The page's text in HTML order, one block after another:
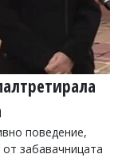
поведение,
забавачницата